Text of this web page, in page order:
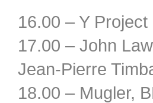
16.00 – Y
17.00 – John
Jean-Pierre
18.00 – Mugler,